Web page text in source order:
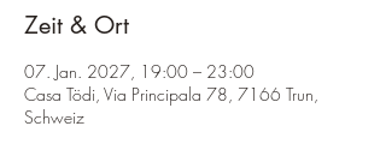
Zeit & Ort
07. Jan. 2027, 19:00 – 23:00
Casa Tödi, Via Principala 78, 7166 Trun,
Schweiz